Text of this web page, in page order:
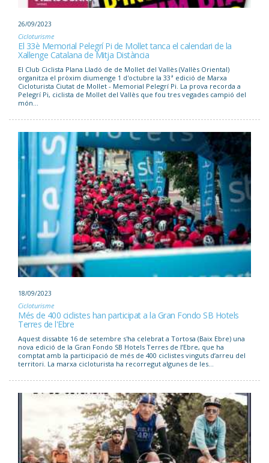
26/09/2023
Cicloturisme
El 33è Memorial Pelegrí Pi de Mollet tanca el calendari de la
Xallenge Catalana de Mitja Distància
El Club Ciclista Plana Lladó de de Mollet del Vallès (Vallès Oriental)
organitza el pròxim diumenge 1 d'octubre la 33ª edició de Marxa
Cicloturista Ciutat de Mollet - Memorial Pelegrí Pi. La prova recorda a
Pelegrí Pi, ciclista de Mollet del Vallès que fou tres vegades campió del
món...
18/09/2023
Cicloturisme
Més de 400 ciclistes han participat a la Gran Fondo SB Hotels
Terres de l'Ebre
Aquest dissabte 16 de setembre s'ha celebrat a Tortosa (Baix Ebre) una
nova edició de la Gran Fondo SB Hotels Terres de l’Ebre, que ha
comptat amb la participació de més de 400 ciclistes vinguts d’arreu del
territori. La marxa cicloturista ha recorregut algunes de les...